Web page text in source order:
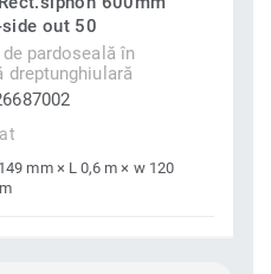
out 50
pardoseală în
dreptunghiulară
mm × L 0,6 m × w 120